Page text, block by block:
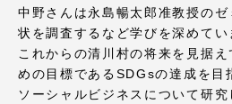
中野さんは永島暢太郎准教授の
状を調査するなど学びを深めてい
これからの清川村の将来を見据
めの目標であるSDGsの達成を目
ソーシャルビジネスについて研究